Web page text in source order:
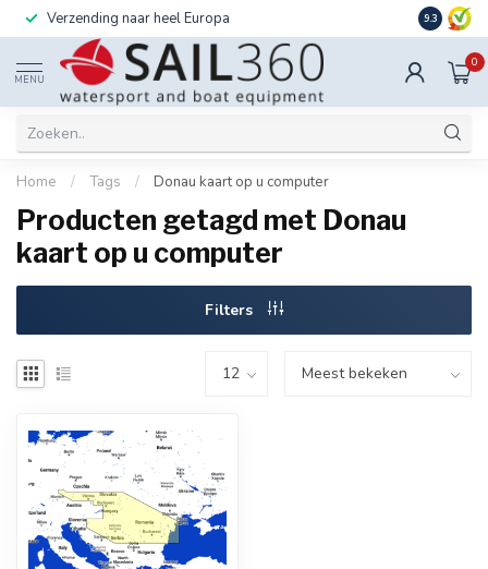
Verzending naar heel Europa Ook
9.3
MENU
0
Home / Tags / Donau kaart op u computer
Producten getagd met Donau
kaart op u computer
Filters